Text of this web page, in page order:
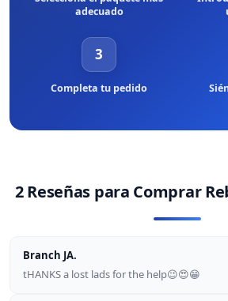
adecuado
3
Completa tu pedido
2 Reseñas para Comprar
Branch JA.
tHANKS a lost lads for the help😉😍😁